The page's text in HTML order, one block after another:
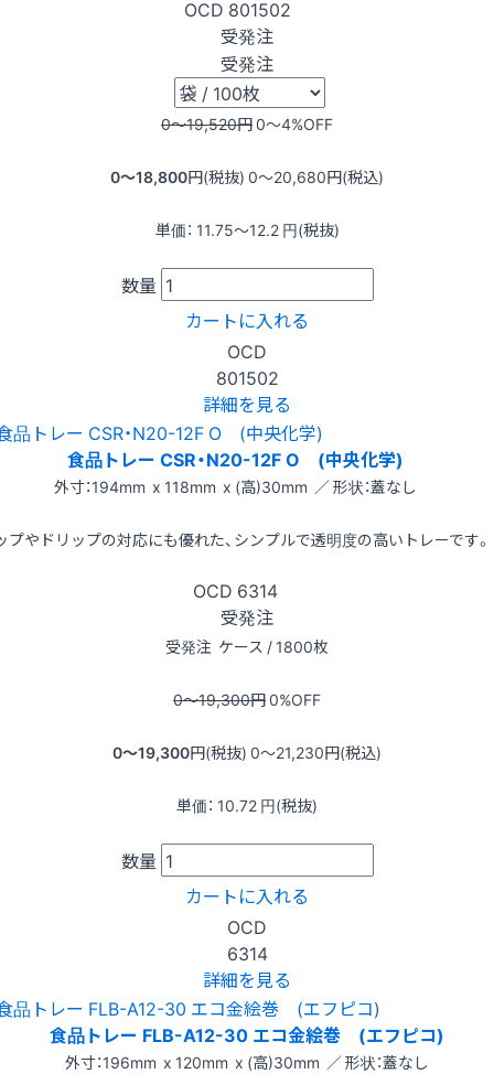
OCD 801502
受発注
受発注
0〜19,520円0〜4%OFF
0〜18,800円(税抜) 0〜20,680円(税込)
単価： 11.75〜12.2 円(税抜)
数量
カートに入れる
OCD
801502
詳細を見る
食品トレー CSR・N20-12F O (中央化学)
外寸：194mm x 118mm x (高)30mm ／ 形状：蓋なし
プやドリップの対応にも優れた、シンプルで透明度の高いトレーです。
OCD 6314
受発注
受発注 ケース / 1800枚
0〜19,300円0%OFF
0〜19,300円(税抜) 0〜21,230円(税込)
単価： 10.72 円(税抜)
数量
カートに入れる
OCD
6314
詳細を見る
食品トレー FLB-A12-30 エコ金絵巻 (エフピコ)
外寸：196mm x 120mm x (高)30mm ／ 形状：蓋なし